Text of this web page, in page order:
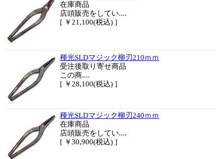
在庫商品
店頭販売をしてい....
[ ￥21,100(税込) ]
種光SLDマジック柳刃210ｍｍ
受注後取り寄せ商品
この商....
[ ￥28,100(税込) ]
種光SLDマジック柳刃240ｍｍ
在庫商品
店頭販売をしてい....
[ ￥30,900(税込) ]